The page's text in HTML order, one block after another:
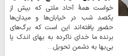
خواست همۀ آحاد ملتی که بیش از
یکصد شب در خیابان‌ها و میدان‌ها
حضور یافته‌اند این است که برگ‌های
برنده ما خدای ناکرده به بهای اندک یا
بی‌بها به دشمن تحویل…